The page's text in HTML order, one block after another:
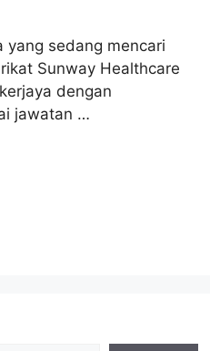
yang sedang mencari
Sunway Healthcare
dengan
jawatan …